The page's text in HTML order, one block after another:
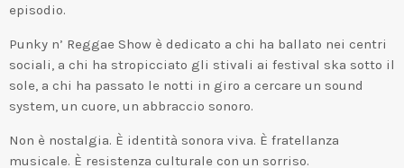
episodio.
Punky n’ Reggae Show è dedicato a chi ha ballato nei centri
sociali, a chi ha stropicciato gli stivali ai festival ska sotto il
sole, a chi ha passato le notti in giro a cercare un sound
system, un cuore, un abbraccio sonoro.
Non è nostalgia. È identità sonora viva. È fratellanza
musicale. È resistenza culturale con un sorriso.